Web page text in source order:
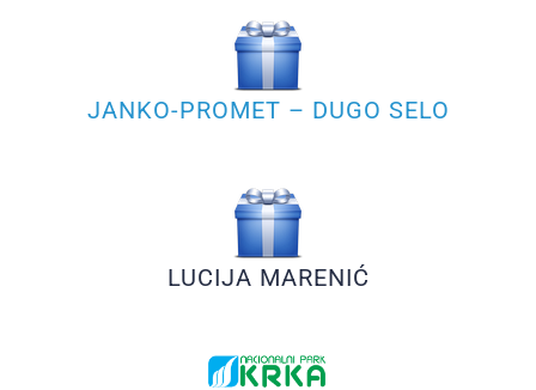
JANKO-PROMET – DUGO SELO
LUCIJA MARENIĆ